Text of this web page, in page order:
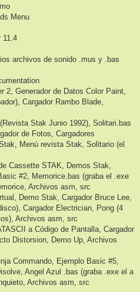
Menu
11.4
archivos de sonido .mus y .bas
2, Generador de Datos Color Paint,
Cargador Rambo Blade,
Stak Junio 1992), Solitari.bas
de Fotos, Cargadores
Menú revista Stak, Solitario (el
Cassette STAK, Demos Stak,
#2, Memorice.bas (graba el .exe
Archivos asm, src
Demo Stak, Cargador Bruce Lee,
Cargador Electrician, Pong (4
Archivos asm, src
a Código de Pantalla, Cargador
Distorsion, Demo Up, Archivos
Commando, Ejemplo Basic #5,
Angel Azul .bas (graba .exe el a
Archivos asm, src